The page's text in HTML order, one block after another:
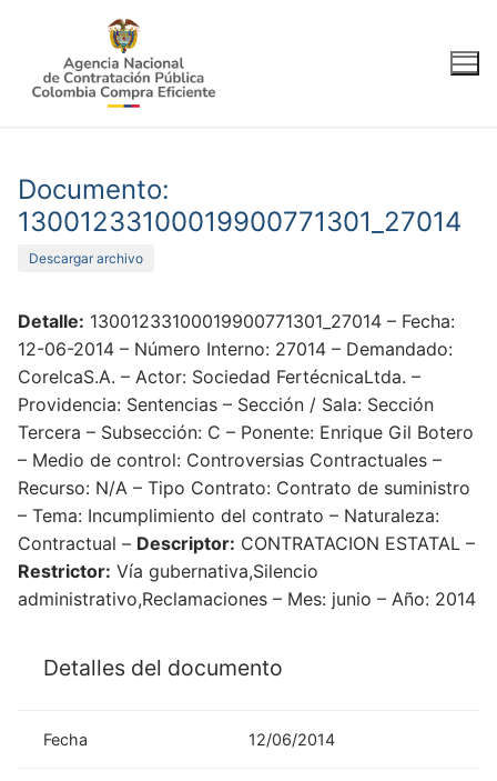
contenido
Documento:
13001233100019900771301_27014
Descargar archivo
Detalle: 13001233100019900771301_27014 – Fecha:
12-06-2014 – Número Interno: 27014 – Demandado:
CorelcaS.A. – Actor: Sociedad FertécnicaLtda. –
Providencia: Sentencias – Sección / Sala: Sección
Tercera – Subsección: C – Ponente: Enrique Gil Botero
– Medio de control: Controversias Contractuales –
Recurso: N/A – Tipo Contrato: Contrato de suministro
– Tema: Incumplimiento del contrato – Naturaleza:
Contractual – Descriptor: CONTRATACION ESTATAL –
Restrictor: Vía gubernativa,Silencio
administrativo,Reclamaciones – Mes: junio – Año: 2014
Detalles del documento
Fecha 12/06/2014